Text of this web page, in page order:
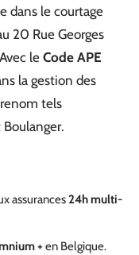
dans le courtage
20 Rue Georges
le Code APE
la gestion des
tels
assurances24h multi-
+en Belgique.